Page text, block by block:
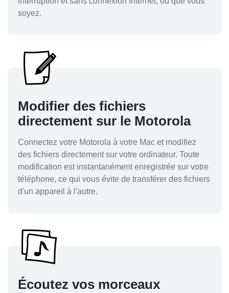
soyez.
Modifier des fichiers
directement sur le Motorola
Connectez votre Motorola à votre Mac et modifiez
des fichiers directement sur votre ordinateur. Toute
modification est instantanément enregistrée sur votre
téléphone, ce qui vous évite de transférer des fichiers
d'un appareil à l'autre.
Écoutez vos morceaux